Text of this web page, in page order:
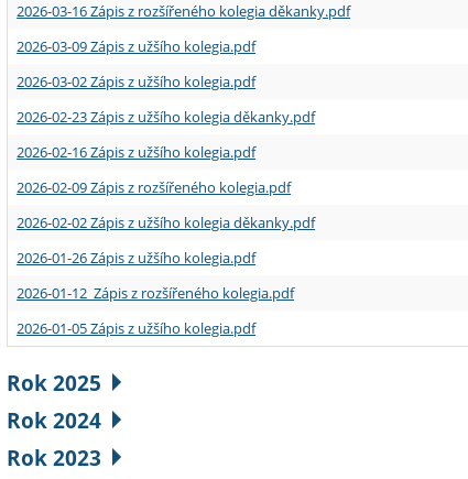
2026-03-16 Zápis z rozšířeného kolegia děkanky.pdf
2026-03-09 Zápis z užšího kolegia.pdf
2026-03-02 Zápis z užšího kolegia.pdf
2026-02-23 Zápis z užšího kolegia děkanky.pdf
2026-02-16 Zápis z užšího kolegia.pdf
2026-02-09 Zápis z rozšířeného kolegia.pdf
2026-02-02 Zápis z užšího kolegia děkanky.pdf
2026-01-26 Zápis z užšího kolegia.pdf
2026-01-12 Zápis z rozšířeného kolegia.pdf
2026-01-05 Zápis z užšího kolegia.pdf
Rok 2025
Rok 2024
Rok 2023